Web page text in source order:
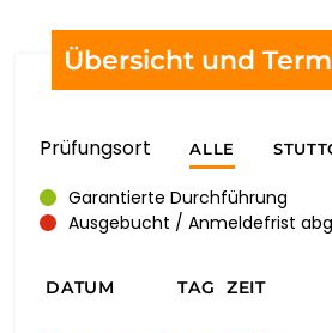
Übersicht und
Prüfungsort ALLE
Garantierte Durchführung
Ausgebucht / Anmeldefrist
DATUM TAG ZEIT